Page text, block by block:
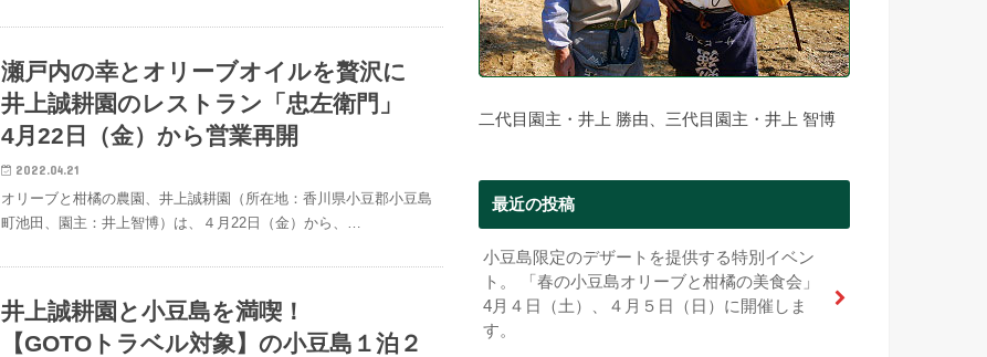
瀬戸内の幸とオリーブオイルを贅沢に
井上誠耕園のレストラン「忠左衛門」
4月22日（金）から営業再開
2022.04.21
オリーブと柑橘の農園、井上誠耕園（所在地：香川県小豆郡小豆島
町池田、園主：井上智博）は、４月22日（金）から、…
井上誠耕園と小豆島を満喫！
【GOTOトラベル対象】の小豆島１泊２
二代目園主・井上 勝由、三代目園主・井上 智博
最近の投稿
小豆島限定のデザートを提供する特別イベン
ト。 「春の小豆島オリーブと柑橘の美食会」
4月４日（土）、４月５日（日）に開催しま
す。